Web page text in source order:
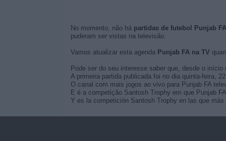
No momento, não há partidas de futebol Punjab
puderam ser vistas na televisão.
Vamos atualizar esta agenda Punjab FA na TV
Pode ser do seu interesse saber que, desde o início
A primeira partida publicada foi no dia quinta-feira,
O canal com mais jogos ao vivo para Punjab FA
E é a competição Santosh Trophy em que Punjab
Y es la competición Santosh Trophy en las que